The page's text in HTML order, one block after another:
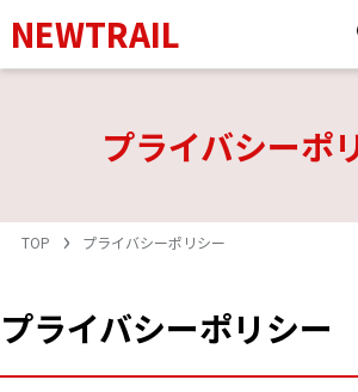
NEWTRAIL
プライバシーポ
TOP プライバシーポリシー
プライバシーポリシー